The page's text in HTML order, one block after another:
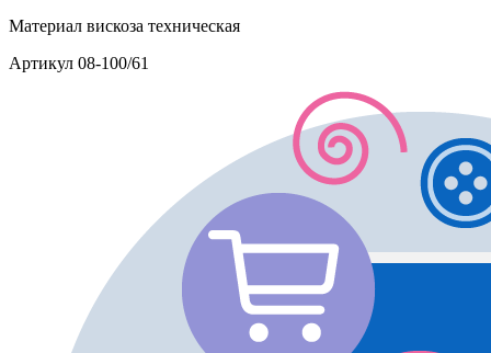
Материал вискоза техническая
Артикул 08-100/61